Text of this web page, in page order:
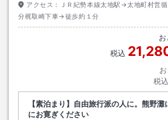
アクセス：
ＪＲ紀勢本線太地駅→太地町村営
分梶取崎下車→徒歩約１分
お
税込
税込
【素泊まり】自由旅行派の人に。熊野
にお寛ぎください